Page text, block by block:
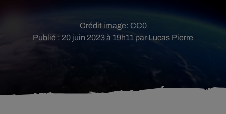
Publié : 20 juin 2023 à 19h11 par Lucas Pierre
Crédit image: CC0